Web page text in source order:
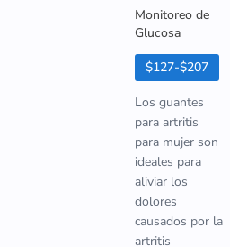
Monitoreo de
Glucosa
$127-$207
Los guantes
para artritis
para mujer son
ideales para
aliviar los
dolores
causados por la
artritis